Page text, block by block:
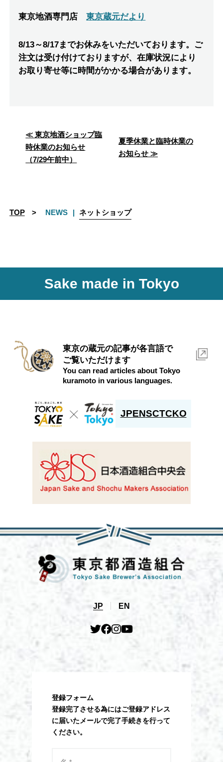
東京地酒専門店東京蔵元だより
8/13～8/17までお休みをいただいております。ご
注文は受け付けておりますが、在庫状況により
お取り寄せ等に時間がかかる場合があります。
ゲ
ョ
≪ 東京地酒ショップ臨
時休業のお知らせ
（7/29午前中）
夏季休業と臨時休業の
お知らせ ≫
TOP NEWS ネットショップ
Sake made in Tokyo
東京の蔵元の記事が各言語で
ご覧いただけます
You can read articles about Tokyo
kuramoto in various languages.
JPENSCTCKO
JP EN
登録フォーム
登録完了させる為にはご登録アドレス
に届いたメールで完了手続きを行って
ください。